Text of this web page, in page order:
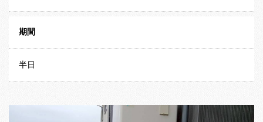
期間
半日